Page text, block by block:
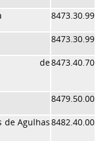
8473.30.99
8473.30.99
de8473.40.70
8479.50.00
de Agulhas8482.40.00